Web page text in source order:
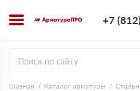
+7
Главная Каталог арматуры